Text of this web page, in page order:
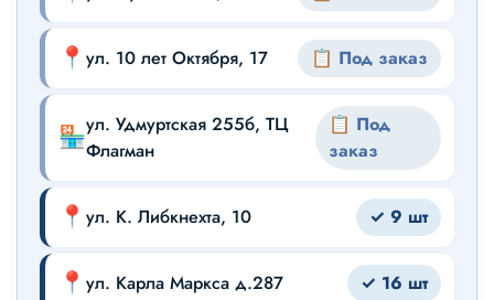
📍 ул. 10 лет Октября, 17 📋 Под заказ
🏪ул. Удмуртская 255б, ТЦ
Флагман
📋 Под
заказ
📍 ул. К. Либкнехта, 10 ✓ 9 шт
📍 ул. Карла Маркса д.287 ✓ 16 шт